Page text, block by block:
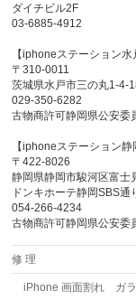
ダイチビル2F
03-6885-4912
【iphoneステーション水
〒310-0011
茨城県水戸市三の丸1-
029-350-6282
古物商許可静岡県公安
【iphoneステーション
〒422-8026
静岡県静岡市駿河区富士
ドンキホーテ静岡SBS通
054-266-4234
古物商許可静岡県公安
修 理
iPhone 画面割れ ガ